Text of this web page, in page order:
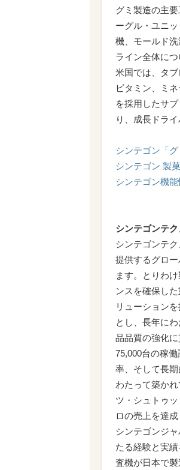
グミ製造の主
ーグル・ユニ
機、モールド
ライン全体に
米国では、タ
ビタミン、ミ
を採用したサ
り、成長ドラ
シンテゴン「
シンテゴン 製
シンテゴン機
シンテゴンテ
シンテゴンテ
提供するグロ
ます。とりわ
ンスを確保し
リューション
とし、長年に
品品質の強化
75,000台の稼
率、そして長
わたって築か
ツ・シュトゥ
ロの売上を達成
シンテゴンジ
たる経験と実
査機が日本で